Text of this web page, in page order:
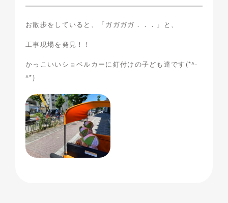
お散歩をしていると、「ガガガガ．．．」と、
工事現場を発見！！
かっこいいショベルカーに釘付けの子ども達です(*^-
^*)